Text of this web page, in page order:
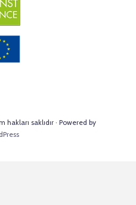
hakları saklıdır · Powered by